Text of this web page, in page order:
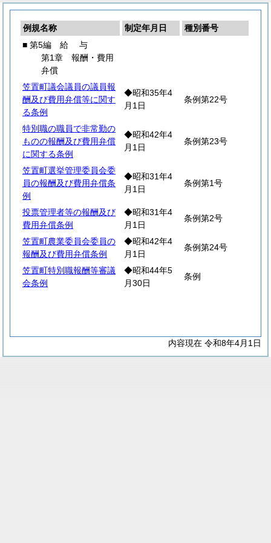
例規名称 制定年月日
種別番号
■ 第5編 給 与
第1章 報酬・費用
弁償
笠置町議会議員の議員報
酬及び費用弁償等に関す
る条例
◆昭和35年4
月1日
条例第22号
特別職の職員で非常勤の
ものの報酬及び費用弁償
に関する条例
◆昭和42年4
月1日
条例第23号
笠置町選挙管理委員会委
員の報酬及び費用弁償条
例
◆昭和31年4
月1日
条例第1号
投票管理者等の報酬及び
費用弁償条例
◆昭和31年4
月1日
条例第2号
笠置町農業委員会委員の
報酬及び費用弁償条例
◆昭和42年4
月1日
条例第24号
笠置町特別職報酬等審議
会条例
◆昭和44年5
月30日
条例
内容現在 令和8年4月1日